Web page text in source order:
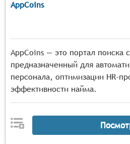
AppCoins
AppCoins — это портал поиска
предназначенный для
персонала, оптимизации HR-
эффективности найма.